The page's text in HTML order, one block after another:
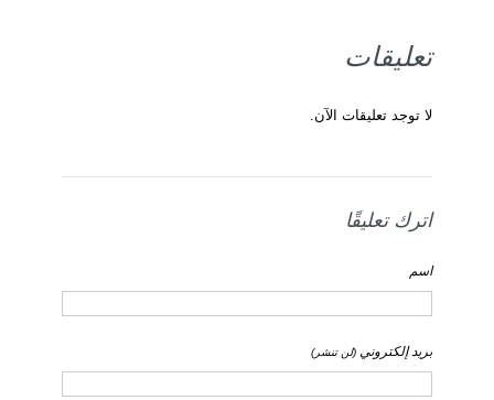
تعليقات
لا توجد تعليقات الآن.
اترك تعليقًا
اسم
بريد إلكتروني (لن تنشر)